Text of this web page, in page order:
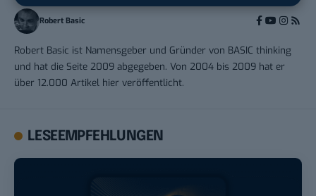
Robert Basic
Robert Basic ist Namensgeber und Gründer von BASIC thinking
und hat die Seite 2009 abgegeben. Von 2004 bis 2009 hat er
über 12.000 Artikel hier veröffentlicht.
LESEEMPFEHLUNGEN